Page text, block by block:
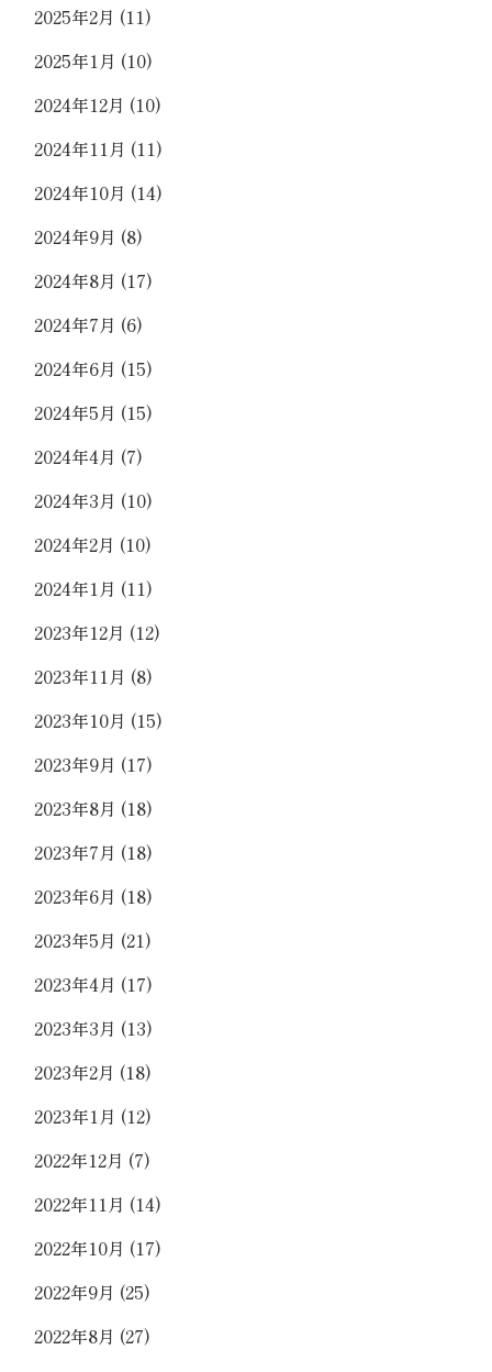
2025年2月 (11)
2025年1月 (10)
2024年12月 (10)
2024年11月 (11)
2024年10月 (14)
2024年9月 (8)
2024年8月 (17)
2024年7月 (6)
2024年6月 (15)
2024年5月 (15)
2024年4月 (7)
2024年3月 (10)
2024年2月 (10)
2024年1月 (11)
2023年12月 (12)
2023年11月 (8)
2023年10月 (15)
2023年9月 (17)
2023年8月 (18)
2023年7月 (18)
2023年6月 (18)
2023年5月 (21)
2023年4月 (17)
2023年3月 (13)
2023年2月 (18)
2023年1月 (12)
2022年12月 (7)
2022年11月 (14)
2022年10月 (17)
2022年9月 (25)
2022年8月 (27)